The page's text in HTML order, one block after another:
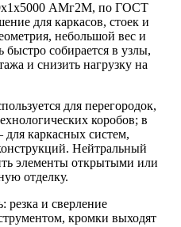
АМг2М, по ГОСТ
для каркасов, стоек и
небольшой вес и
собирается в узлы,
и снизить нагрузку на
для перегородок,
коробов; в
каркасных систем,
Нейтральный
элементы открытыми или
отделку.
резка и сверление
кромки выходят